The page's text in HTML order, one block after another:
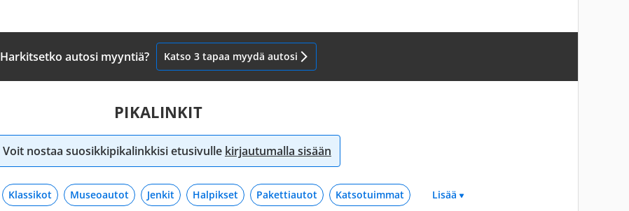
Harkitsetko autosi myyntiä? Katso 3 tapaa myydä autosi
PIKALINKIT
Voit nostaa suosikkipikalinkkisi etusivulle kirjautumalla sisään
Klassikot Museoautot Jenkit Halpikset Pakettiautot Katsotuimmat